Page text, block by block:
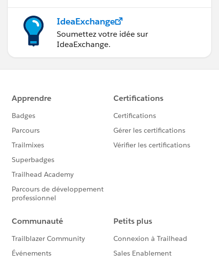
IdeaExchange
Soumettez votre idée sur
IdeaExchange.